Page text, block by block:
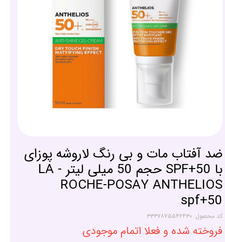
ضد آفتاب مات و بی رنگ لاروشه پوزای
با SPF+50 حجم 50 میلی لیتر - LA
ROCHE-POSAY ANTHELIOS
spf+50
کد محصول: ۳۳۳۷۸۷۵۵۴۶۴۳۰
فروخته شده و فعلا اتمام موجودی